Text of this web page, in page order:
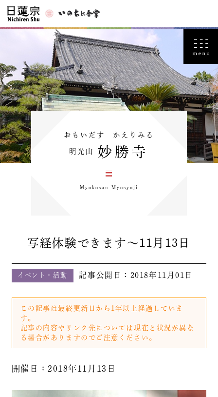
おもいだす かえりみる
明光山 妙勝寺
Myokosan Myosyoji
写経体験できます～11月13日
イベント・活動 記事公開日： 2018年11月01日
この記事は最終更新日から1年以上経過していま
す。
記事の内容やリンク先については現在と状況が異な
る場合がありますのでご注意ください。
開催日：2018年11月13日